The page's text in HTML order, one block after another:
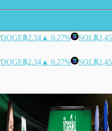
DOGE฿2.34 ▲ 0.27% SOL฿
DOGE฿2.34 ▲ 0.27% SOL฿